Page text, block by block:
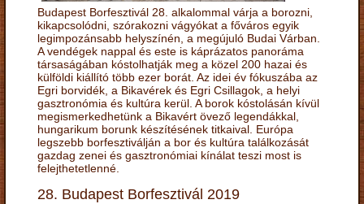
Budapest Borfesztivál 28. alkalommal várja a borozni,
kikapcsolódni, szórakozni vágyókat a főváros egyik
legimpozánsabb helyszínén, a megújuló Budai Várban.
A vendégek nappal és este is káprázatos panoráma
társaságában kóstolhatják meg a közel 200 hazai és
külföldi kiállító több ezer borát. Az idei év fókuszába az
Egri borvidék, a Bikavérek és Egri Csillagok, a helyi
gasztronómia és kultúra kerül. A borok kóstolásán kívül
megismerkedhetünk a Bikavért övező legendákkal,
hungarikum borunk készítésének titkaival. Európa
legszebb borfesztiválján a bor és kultúra találkozását
gazdag zenei és gasztronómiai kínálat teszi most is
felejthetetlenné.
28. Budapest Borfesztivál 2019